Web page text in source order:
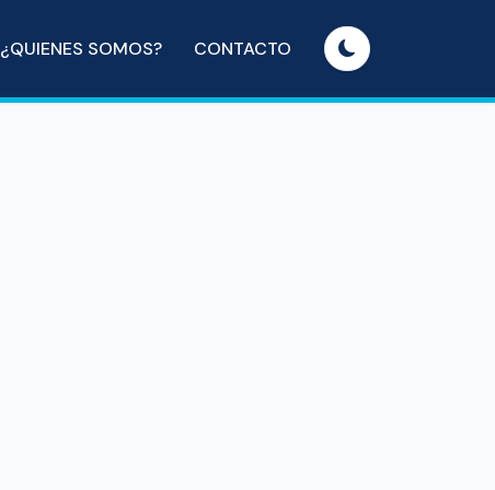
¿QUIENES SOMOS? CONTACTO